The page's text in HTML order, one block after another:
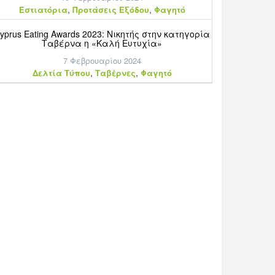
Εστιατόρια, Προτάσεις Εξόδου, Φαγητό
Eating Awards 2023: Νικητής στην κατηγορία
Ταβέρνα η «Καλή Ευτυχία»
7 Φεβρουαρίου 2024
Δελτία Τύπου, Ταβέρνες, Φαγητό